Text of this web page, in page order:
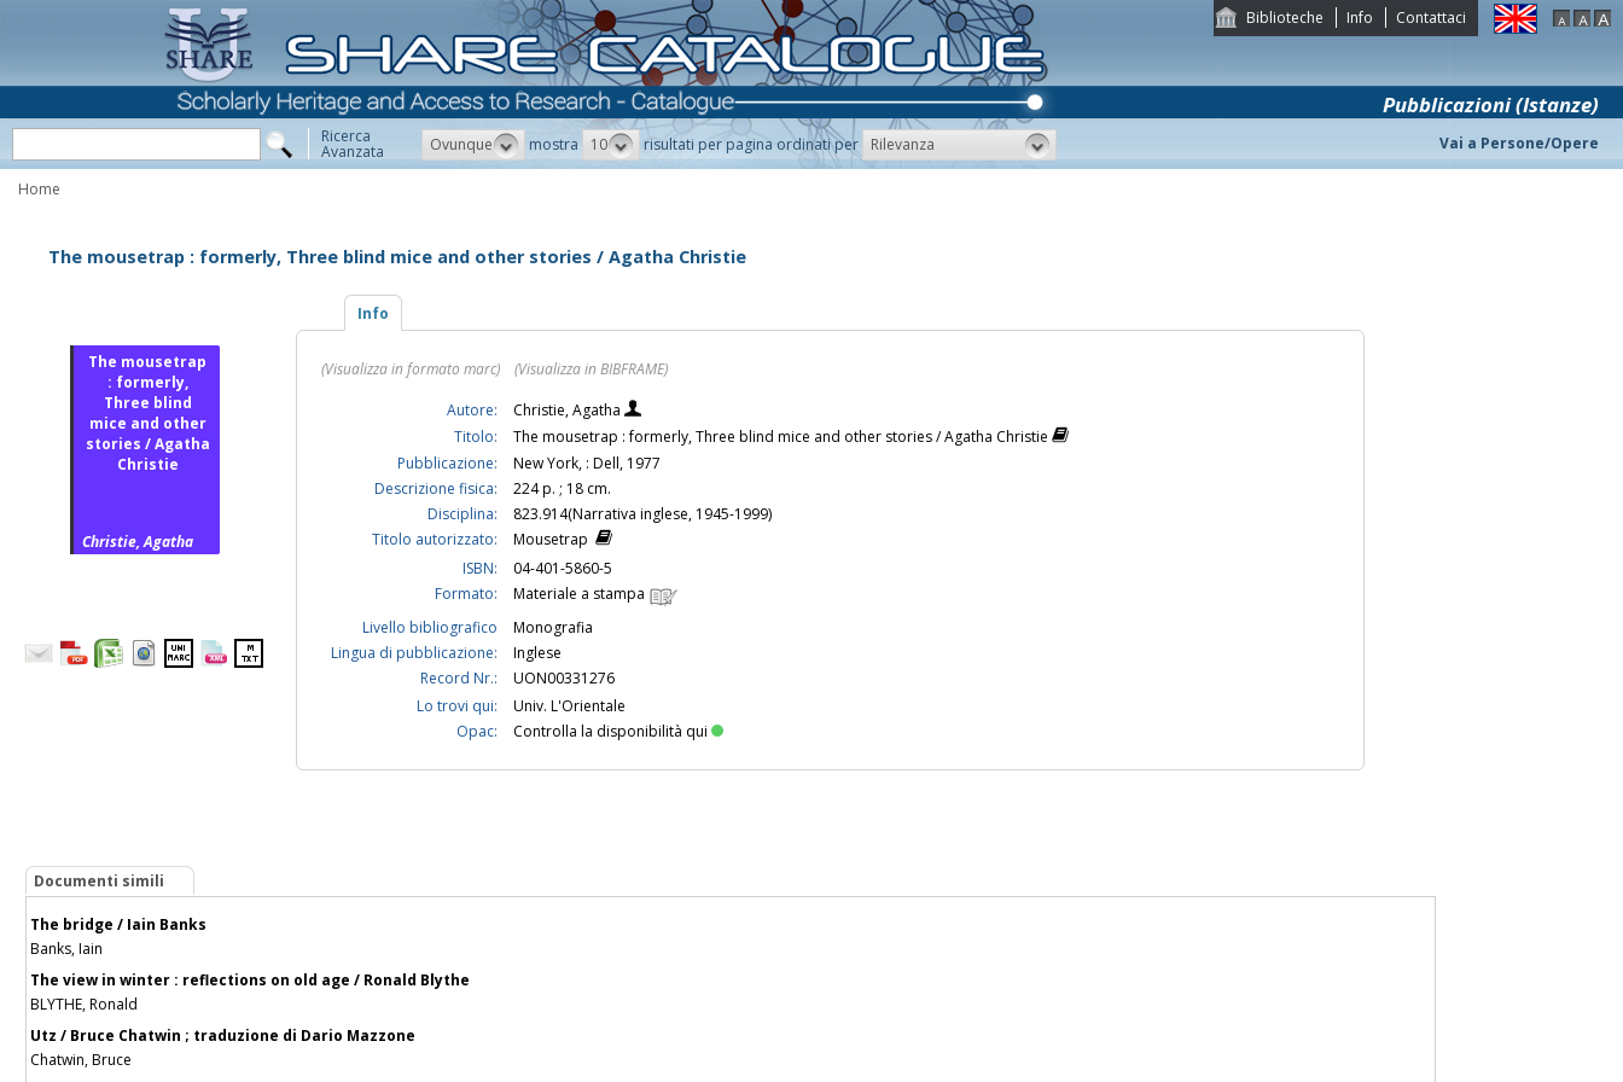
Biblioteche Info Contattaci
Pubblicazioni (Istanze)
Ricerca
Avanzata Ovunque mostra 10 risultati per pagina ordinati per Rilevanza Vai a Persone/Opere
Home
The mousetrap : formerly, Three blind mice and other stories / Agatha Christie
The mousetrap
: formerly,
Three blind
mice and other
stories / Agatha
Christie
Christie, Agatha
Info
(Visualizza in formato marc)
(Visualizza in BIBFRAME)
Autore:
Christie, Agatha
Titolo:
The mousetrap : formerly, Three blind mice and other stories / Agatha Christie
Pubblicazione:
New York, : Dell, 1977
Descrizione fisica:
224 p. ; 18 cm.
Disciplina:
823.914(Narrativa inglese, 1945-1999)
Titolo autorizzato:
Mousetrap
ISBN:
04-401-5860-5
Formato:
Materiale a stampa
Livello bibliografico
Monografia
Lingua di pubblicazione:
Inglese
Record Nr.:
UON00331276
Lo trovi qui:
Univ. L'Orientale
Opac:
Controlla la disponibilità qui
Documenti simili
The bridge / Iain Banks
Banks, Iain
The view in winter : reflections on old age / Ronald Blythe
BLYTHE, Ronald
Utz / Bruce Chatwin ; traduzione di Dario Mazzone
Chatwin, Bruce